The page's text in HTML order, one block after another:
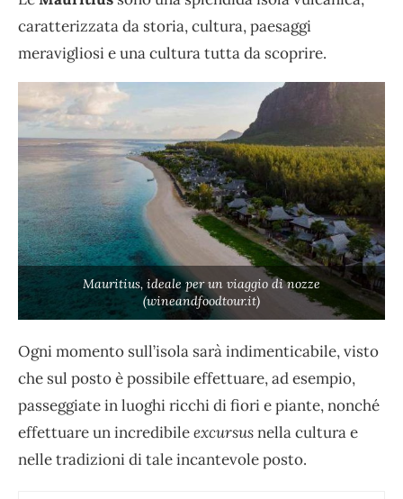
caratterizzata da storia, cultura, paesaggi
meravigliosi e una cultura tutta da scoprire.
Mauritius, ideale per un viaggio di nozze
(wineandfoodtour.it)
Ogni momento sull’isola sarà indimenticabile, visto
che sul posto è possibile effettuare, ad esempio,
passeggiate in luoghi ricchi di fiori e piante, nonché
effettuare un incredibileexcursusnella cultura e
nelle tradizioni di tale incantevole posto.